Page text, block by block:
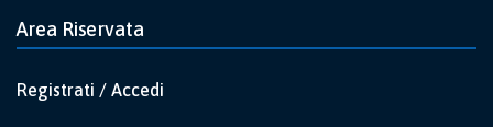
Area Riservata
Registrati / Accedi